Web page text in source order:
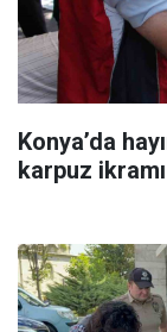
Konya’da
karpuz ikramı